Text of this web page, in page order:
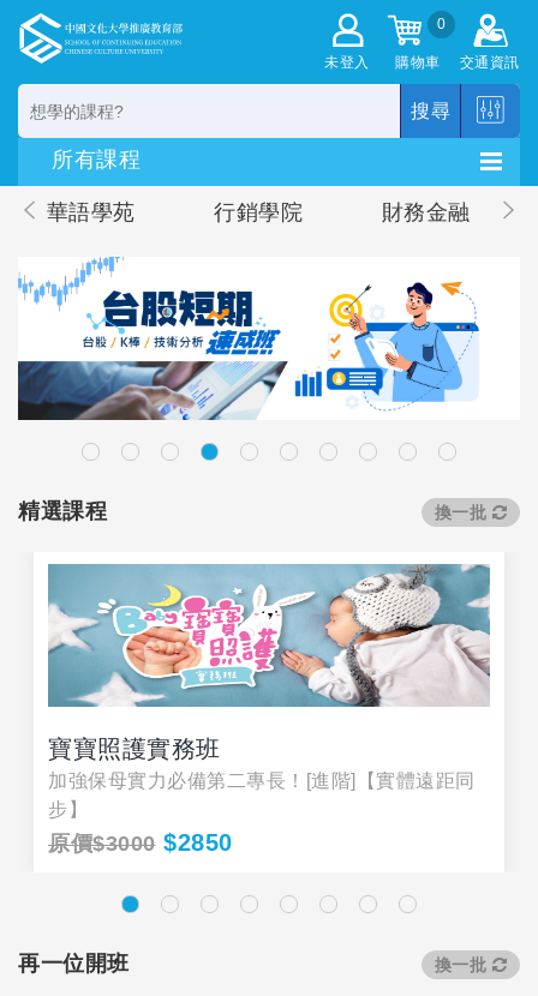
未登入
0
購物車 交通資訊
搜尋
華語學苑 行銷學院 財務金融
精選課程 換一批
寶寶照護實務班
加強保母實力必備第二專長！[進階]【實體遠距同
步】
原價$3000$2850
再一位開班 換一批